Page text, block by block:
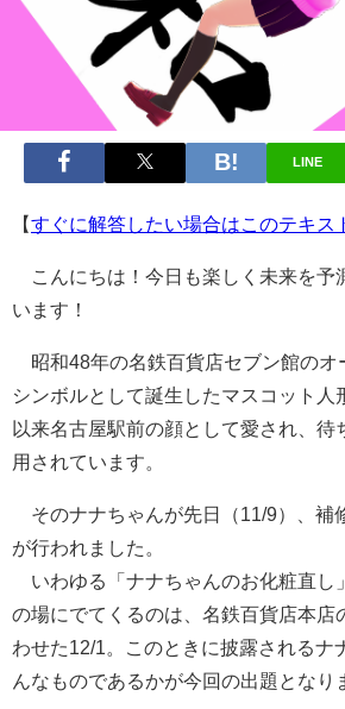
LINE
【すぐに解答したい場合はこのテキス
こんにちは！今日も楽しく未来を予
います！
昭和48年の名鉄百貨店セブン館のオ
シンボルとして誕生したマスコット人
以来名古屋駅前の顔として愛され、待
用されています。
そのナナちゃんが先日（11/9）、補
が行われました。
いわゆる「ナナちゃんのお化粧直し
の場にでてくるのは、名鉄百貨店本店
わせた12/1。このときに披露されるナ
んなものであるかが今回の出題となり